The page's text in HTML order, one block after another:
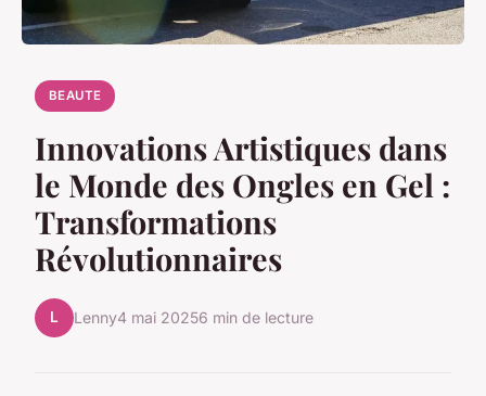
BEAUTE
Innovations Artistiques dans
le Monde des Ongles en Gel :
Transformations
Révolutionnaires
L Lenny4 mai 20256 min de lecture